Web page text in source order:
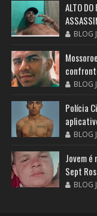
ALTO
BLOG
BLOG
Polícia
BLOG
Jovem
Sept
BLOG